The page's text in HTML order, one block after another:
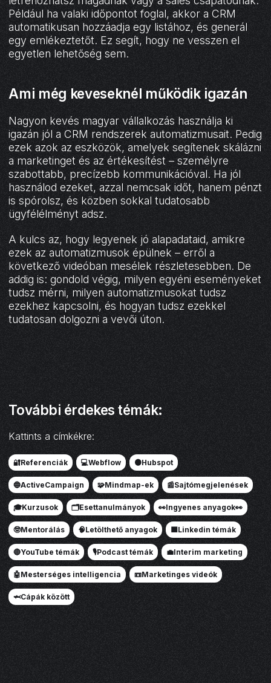
Például ha valaki időpontot foglal, akkor a CRM
automatikusan hozzáadja egy listához, és generál
egy emlékeztetőt. Ez segít, hogy ne vesszen el
egyetlen lehetőség sem.
Ami még keveseknél működik igazán
Nagyon kevés magyar vállalkozás használja ki
igazán jól a CRM rendszerek automatizmusait. Pedig
ezek azok az eszközök, amelyek segítenek skálázni
a marketinget és az értékesítést – személyre
szabottabb, precízebb kommunikációval. Ha jól
használod ezeket, azzal nemcsak időt, hanem pénzt
is spórolsz, és közben sokkal tudatosabb
ügyfélélményt adsz.
A kulcs az, hogy legyenek jó alapadataid, amikre
ezek az automatizmusok épülnek – erről a
következő videóban mesélek részletesebben. De
addig is: gondold végig, milyen egyéni eseményeket
tudsz mérni, milyen automatizmusokat tudsz
ezekhez kapcsolni, és hogyan tudsz ezekkel
tudatosan dolgozni a vevői úton.
További érdekes témák:
Kattints a címkékre:
🔐Referenciák 💻Webflow 🟠Hubspot
🔵ActiveCampaign 🧩Mindmap-ek 📰Sajtómegjelenések
🎓Kurzusok 🗂️Esettanulmányok 👀Ingyenes anyagok👀
🤓Mentorálás 🧠Letölthető anyagok 🟦Linkedin témák
🔴YouTube témák 🎙️Podcast témák 💼Interim marketing
🤖Mesterséges intelligencia 📼Marketinges videók
🦈Cápák között